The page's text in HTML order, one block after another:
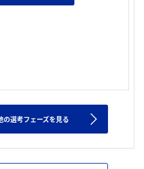
の選考フェーズを見る